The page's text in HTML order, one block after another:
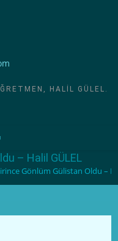
HALIL GÜLEL.
– Halil GÜLEL
Gönlüm Gülistan Oldu –